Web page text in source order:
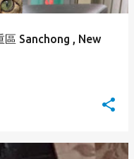
區 Sanchong , New